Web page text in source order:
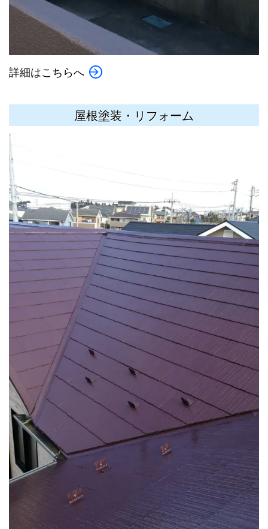
詳細はこちらへ
屋根塗装・リフォーム